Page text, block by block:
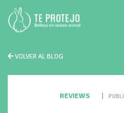
VOLVER AL BLOG
REVIEWS